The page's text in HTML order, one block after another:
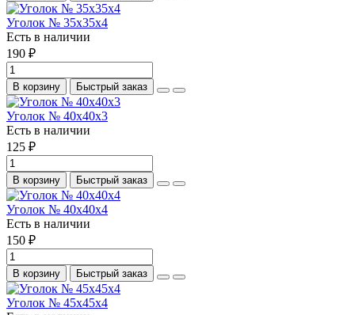
Уголок № 35х35х4
Есть в наличии
190 ₽
В корзину Быстрый заказ
Уголок № 40х40х3
Есть в наличии
125 ₽
В корзину Быстрый заказ
Уголок № 40х40х4
Есть в наличии
150 ₽
В корзину Быстрый заказ
Уголок № 45х45х4